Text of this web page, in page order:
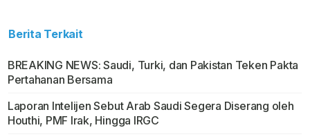
Berita Terkait
BREAKING NEWS: Saudi, Turki, dan Pakistan Teken Pakta
Pertahanan Bersama
Laporan Intelijen Sebut Arab Saudi Segera Diserang oleh
Houthi, PMF Irak, Hingga IRGC